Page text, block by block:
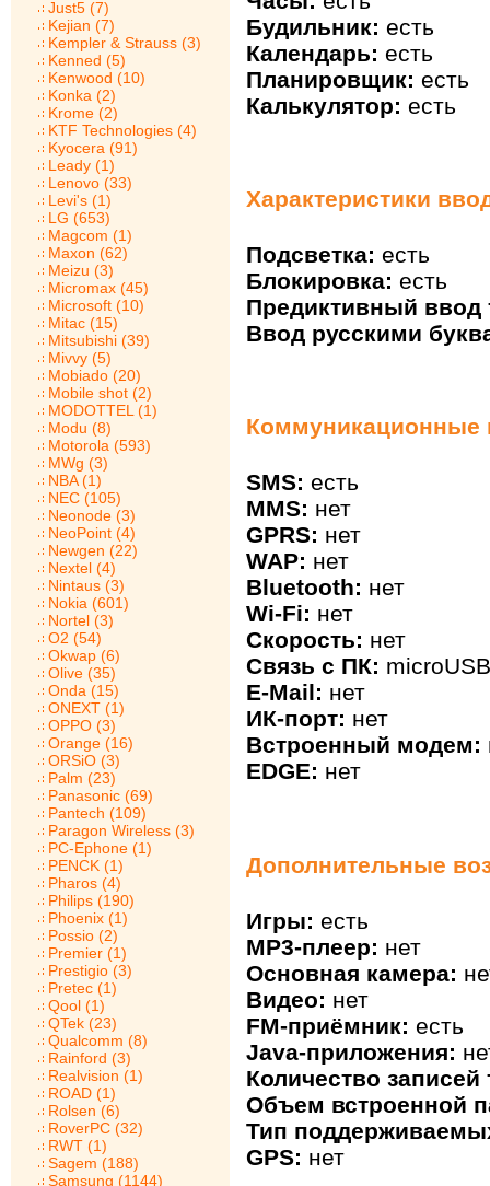
Just5 (7)
Kejian (7)
Kempler & Strauss (3)
Kenned (5)
Kenwood (10)
Konka (2)
Krome (2)
KTF Technologies (4)
Kyocera (91)
Leady (1)
Lenovo (33)
Levi's (1)
LG (653)
Magcom (1)
Maxon (62)
Meizu (3)
Micromax (45)
Microsoft (10)
Mitac (15)
Mitsubishi (39)
Mivvy (5)
Mobiado (20)
Mobile shot (2)
MODOTTEL (1)
Modu (8)
Motorola (593)
MWg (3)
NBA (1)
NEC (105)
Neonode (3)
NeoPoint (4)
Newgen (22)
Nextel (4)
Nintaus (3)
Nokia (601)
Nortel (3)
O2 (54)
Okwap (6)
Olive (35)
Onda (15)
ONEXT (1)
OPPO (3)
Orange (16)
ORSiO (3)
Palm (23)
Panasonic (69)
Pantech (109)
Paragon Wireless (3)
PC-Ephone (1)
PENCK (1)
Pharos (4)
Philips (190)
Phoenix (1)
Possio (2)
Premier (1)
Prestigio (3)
Pretec (1)
Qool (1)
QTek (23)
Qualcomm (8)
Rainford (3)
Realvision (1)
ROAD (1)
Rolsen (6)
RoverPC (32)
RWT (1)
Sagem (188)
Samsung (1144)
Будильник: есть
Календарь: есть
Планировщик: есть
Калькулятор: есть
Характеристики
Подсветка: есть
Блокировка: есть
Предиктивный ввод
Ввод русскими
Коммуникационные
SMS: есть
MMS: нет
GPRS: нет
WAP: нет
Bluetooth: нет
Wi-Fi: нет
Скорость: нет
Связь с ПК: microUSB
E-Mail: нет
ИК-порт: нет
Встроенный модем:
EDGE: нет
Дополнительные
Игры: есть
MP3-плеер: нет
Основная камера:
Видео: нет
FM-приёмник: есть
Java-приложения:
Количество
Объем встроенной
Тип
GPS: нет